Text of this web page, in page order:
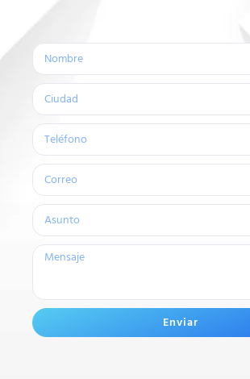
Enviar